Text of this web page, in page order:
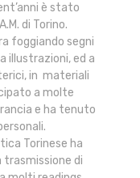
è stato
di Torino.
foggiando segni
illustrazioni, ed a
in materiali
a molte
e ha tenuto
Torinese ha
trasmissione di